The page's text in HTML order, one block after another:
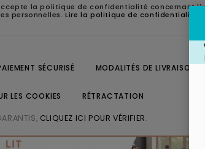
la politique de confidentialité concernant
personnelles.Lire la politique de confidentialité
SÉCURISÉ MODALITÉS DE LIVRAISON
LES COOKIES RÉTRACTATION
CLIQUEZ ICI POUR VÉRIFIER.